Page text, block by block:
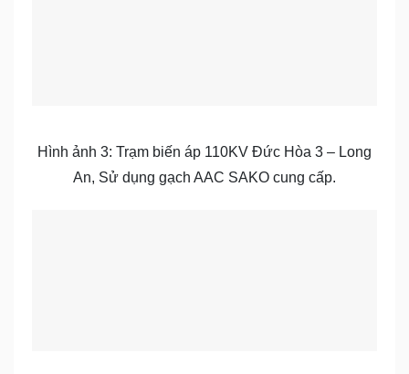
Hình ảnh 3: Trạm biến áp 110KV Đức Hòa 3 – Long
An, Sử dụng gạch AAC SAKO cung cấp.